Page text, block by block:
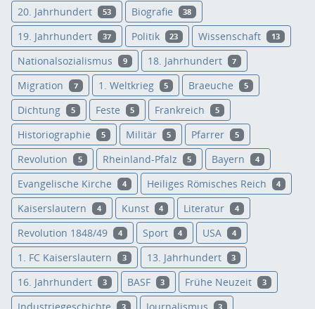
20. Jahrhundert 53 Biografie 38
19. Jahrhundert 37 Politik 23 Wissenschaft 13
Nationalsozialismus 9 18. Jahrhundert 7
Migration 7 1. Weltkrieg 5 Braeuche 5
Dichtung 5 Feste 5 Frankreich 5
Historiographie 5 Militär 5 Pfarrer 5
Revolution 5 Rheinland-Pfalz 5 Bayern 4
Evangelische Kirche 4 Heiliges Römisches Reich 4
Kaiserslautern 4 Kunst 4 Literatur 4
Revolution 1848/49 4 Sport 4 USA 4
1. FC Kaiserslautern 3 13. Jahrhundert 3
16. Jahrhundert 3 BASF 3 Frühe Neuzeit 3
3 3